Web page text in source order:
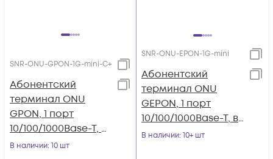
SNR-ONU-GPON-1G-mini-C+
Абонентский
терминал ONU
GPON, 1 порт
10/100/1000Base-T, в
мини корпусе.
В наличии: 10 шт
SNR-ONU-EPON-1G-mini
Абонентский
терминал ONU
GEPON, 1 порт
10/100/1000Base-T, в
мини корпусе,
В наличии: 10+ шт